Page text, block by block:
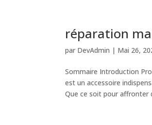
réparation
par DevAdmin | Mai 26,
Sommaire Introduction
est un accessoire
Que ce soit pour affronter